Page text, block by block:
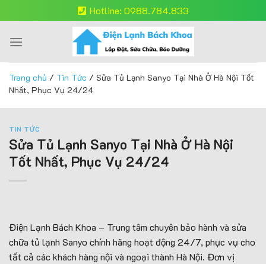
to
content
Hotline: 0988.784.833
Trang chủ / Tin Tức / Sửa Tủ Lạnh Sanyo Tại Nhà Ở Hà Nội Tốt
Nhất, Phục Vụ 24/24
TIN TỨC
Sửa Tủ Lạnh Sanyo Tại Nhà Ở Hà Nội
Tốt Nhất, Phục Vụ 24/24
Điện Lạnh Bách Khoa – Trung tâm chuyên bảo hành và sửa
chữa tủ lạnh Sanyo chính hãng hoạt động 24/7, phục vụ cho
tất cả các khách hàng nội và ngoại thành Hà Nội. Đơn vị